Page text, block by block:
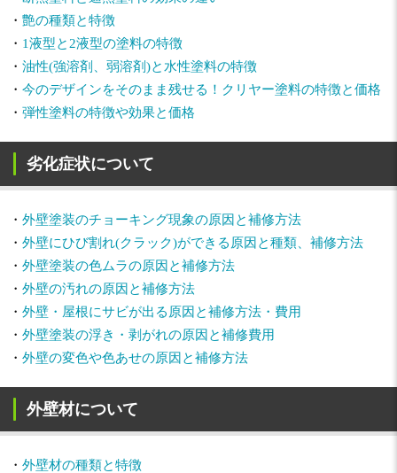
・ 艶の種類と特徴
・ 1液型と2液型の塗料の特徴
・ 油性(強溶剤、弱溶剤)と水性塗料の特徴
・ 今のデザインをそのまま残せる！クリヤー塗料の特徴と価格
・ 弾性塗料の特徴や効果と価格
劣化症状について
・ 外壁塗装のチョーキング現象の原因と補修方法
・ 外壁にひび割れ(クラック)ができる原因と種類、補修方法
・ 外壁塗装の色ムラの原因と補修方法
・ 外壁の汚れの原因と補修方法
・ 外壁・屋根にサビが出る原因と補修方法・費用
・ 外壁塗装の浮き・剥がれの原因と補修費用
・ 外壁の変色や色あせの原因と補修方法
外壁材について
・ 外壁材の種類と特徴